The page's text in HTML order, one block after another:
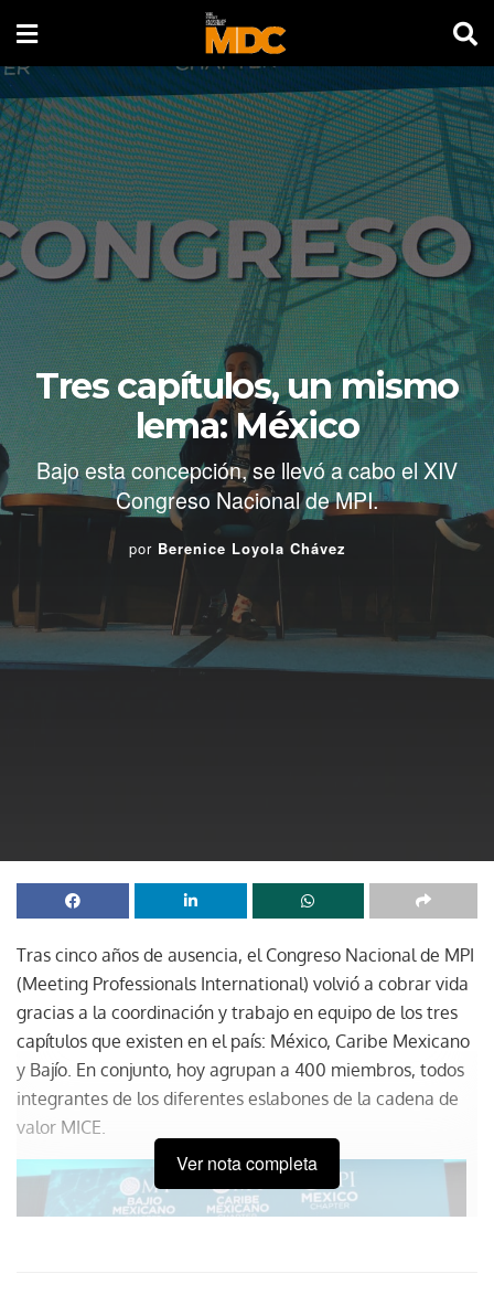
Tres capítulos, un mismo
lema: México
Bajo esta concepción, se llevó a cabo el XIV
Congreso Nacional de MPI.
por Berenice Loyola Chávez
Tras cinco años de ausencia, el Congreso Nacional de MPI
(Meeting Professionals International) volvió a cobrar vida
gracias a la coordinación y trabajo en equipo de los tres
capítulos que existen en el país: México, Caribe Mexicano
y Bajío. En conjunto, hoy agrupan a 400 miembros, todos
integrantes de los diferentes eslabones de la cadena de
valor MICE.
Ver nota completa